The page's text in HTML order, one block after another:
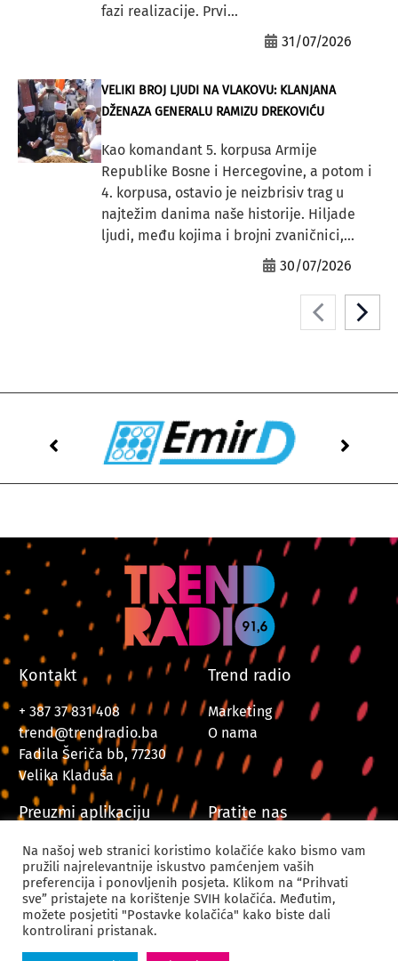
fazi realizacije. Prvi...
31/07/2026
VELIKI BROJ LJUDI NA VLAKOVU: KLANJANA
DŽENAZA GENERALU RAMIZU DREKOVIĆU
Kao komandant 5. korpusa Armije
Republike Bosne i Hercegovine, a potom i
4. korpusa, ostavio je neizbrisiv trag u
najtežim danima naše historije. Hiljade
ljudi, među kojima i brojni zvaničnici,...
30/07/2026
Kontakt
+ 387 37 831 408
trend@trendradio.ba
Fadila Šeriča bb, 77230
Velika Kladuša
Trend radio
Marketing
O nama
Preuzmi aplikaciju Pratite nas
© 2024. Trend Radio Velika Kladuša. Sva prava zadržana.
Na našoj web stranici koristimo kolačiće kako bismo vam
pružili najrelevantnije iskustvo pamćenjem vaših
preferencija i ponovljenih posjeta. Klikom na “Prihvati
sve” pristajete na korištenje SVIH kolačića. Međutim,
možete posjetiti "Postavke kolačića" kako biste dali
kontrolirani pristanak.